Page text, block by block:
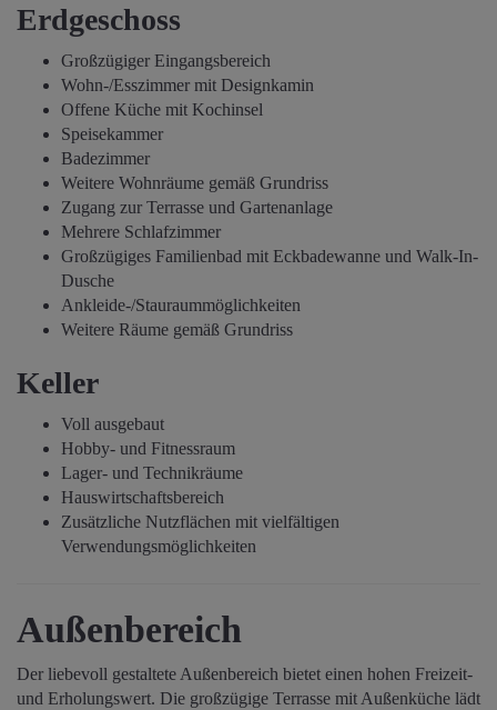
Erdgeschoss
Großzügiger Eingangsbereich
Wohn-/Esszimmer mit Designkamin
Offene Küche mit Kochinsel
Speisekammer
Badezimmer
Weitere Wohnräume gemäß Grundriss
Zugang zur Terrasse und Gartenanlage
Mehrere Schlafzimmer
Großzügiges Familienbad mit Eckbadewanne und Walk-In-
Dusche
Ankleide-/Stauraummöglichkeiten
Weitere Räume gemäß Grundriss
Keller
Voll ausgebaut
Hobby- und Fitnessraum
Lager- und Technikräume
Hauswirtschaftsbereich
Zusätzliche Nutzflächen mit vielfältigen
Verwendungsmöglichkeiten
Außenbereich
Der liebevoll gestaltete Außenbereich bietet einen hohen Freizeit-
und Erholungswert. Die großzügige Terrasse mit Außenküche lädt